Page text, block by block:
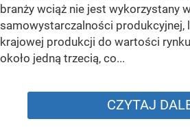
branży wciąż nie jest wykorzystany
samowystarczalności produkcyjnej,
krajowej produkcji do wartości
około jedną trzecią, co...
CZYTAJ